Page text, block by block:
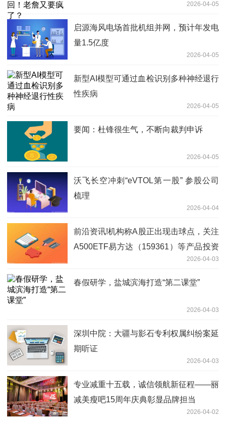
2026-04-05
启源海风电场首批机组并网，预计年发电
量1.5亿度
2026-04-05
新型AI模型可通过血检识别多种神经退行
性疾病
2026-04-05
要闻：杜锋很生气，不断向裁判申诉
2026-04-05
沃飞长空冲刺“eVTOL第一股” 参股公司
梳理
2026-04-04
前沿资讯!机构称A股正出现击球点，关注
A500ETF易方达（159361）等产品投资
2026-04-03
春假研学，盐城滨海打造“第二课堂”
2026-04-03
深圳中院：大疆与影石专利权属纠纷案延
期听证
2026-04-03
专业减重十五载，诚信领航新征程——丽
减美瘦吧15周年庆典彰显品牌担当
2026-04-02